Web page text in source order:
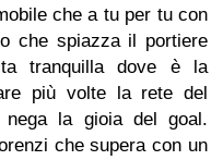
che a tu per tu con
che spiazza il portiere
tranquilla dove è la
più volte la rete del
la gioia del goal.
che supera con un